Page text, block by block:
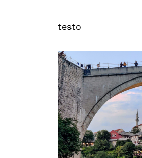
testo